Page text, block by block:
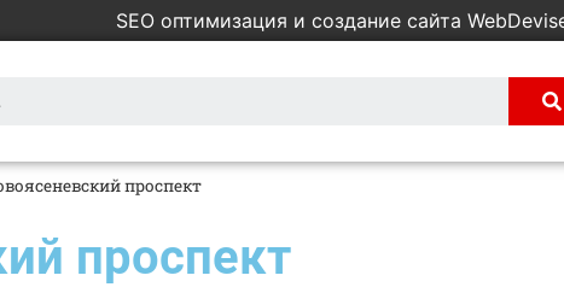
SEO оптимизация и создание сайта
проспект
проспект